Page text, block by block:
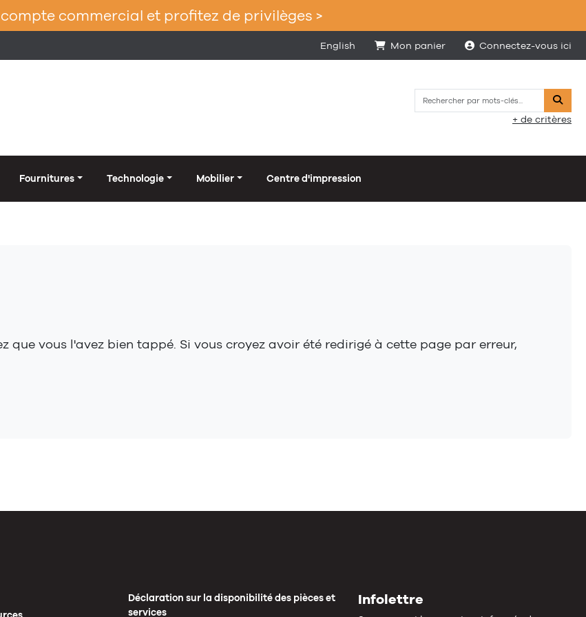
commercial et profitez de privilèges >
English Mon panier Connectez-vous ici
+ de critères
Fournitures Technologie Mobilier Centre d'impression
que vous l'avez bien tappé. Si vous croyez avoir été redirigé à cette page par erreur,
Déclaration sur la disponibilité des pièces et
services
Infolettre